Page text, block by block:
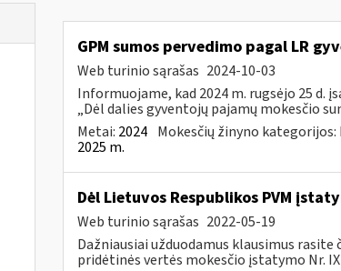
GPM sumos pervedimo pagal LR
Web turinio sąrašas 2024-10-03
Informuojame, kad 2024 m. rugsėjo 25 d.
„Dėl dalies gyventojų pajamų mokesčio
Metai: 2024 Mokesčių žinyno kategorijos:
2025 m.
Dėl Lietuvos Respublikos PVM
Web turinio sąrašas 2022-05-19
Dažniausiai užduodamus klausimus rasite
pridėtinės vertės mokesčio įstatymo Nr.